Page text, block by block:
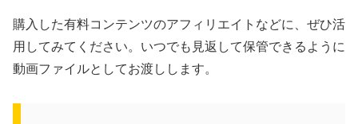
購入した有料コンテンツのアフィリエイトなどに、ぜひ活
用してみてください。いつでも見返して保管できるように
動画ファイルとしてお渡しします。